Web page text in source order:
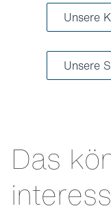
Unsere
Unsere
Das